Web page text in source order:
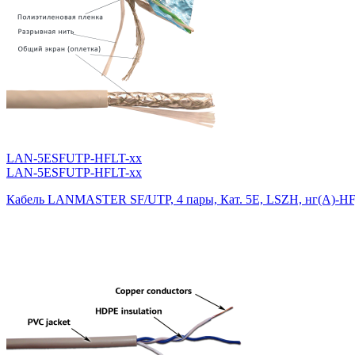
LAN-5ESFUTP-HFLT-xx
LAN-5ESFUTP-HFLT-xx
Кабель LANMASTER SF/UTP, 4 пары, Кат. 5E, LSZH, нг(А)-